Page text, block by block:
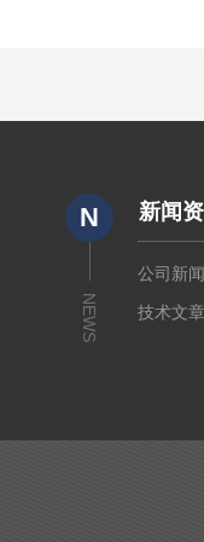
N
NEWS
新闻
公司新
技术文